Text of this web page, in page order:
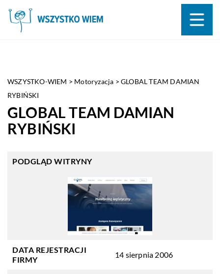
WSZYSTKO-WIEM > Motoryzacja >GLOBAL TEAM DAMIAN
RYBIŃSKI
GLOBAL TEAM DAMIAN
RYBIŃSKI
PODGLĄD WITRYNY
DATA REJESTRACJI
FIRMY
14 sierpnia 2006